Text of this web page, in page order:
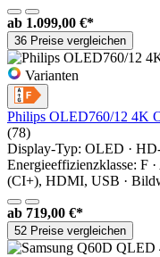
ab 1.099,00 €*
36 Preise vergleichen
Varianten
Philips OLED760/12 4K
(78)
Display-Typ: OLED ·
Energieeffizienzklasse: F
(CI+), HDMI, USB ·
ab 719,00 €*
52 Preise vergleichen